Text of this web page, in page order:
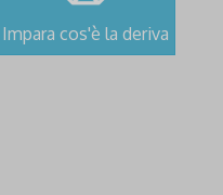
Impara cos'è la deriva